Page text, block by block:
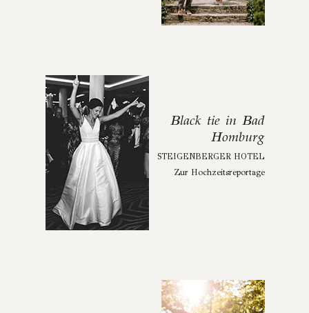
Black tie in Bad
Homburg
STEIGENBERGER HOTEL
Zur Hochzeitsreportage